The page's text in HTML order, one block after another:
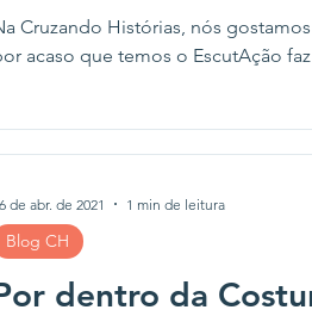
Cruzando Histórias, nós
acaso que temos o EscutAção
dentro da
Blog CH
de abr. de 2021 1 min de leitura